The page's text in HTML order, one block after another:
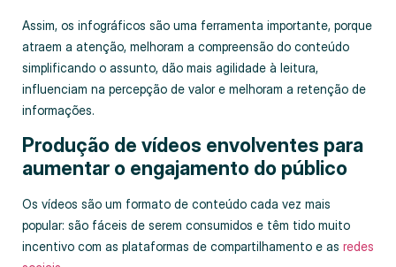
Assim, os infográficos são uma ferramenta importante, porque
atraem a atenção, melhoram a compreensão do conteúdo
simplificando o assunto, dão mais agilidade à leitura,
influenciam na percepção de valor e melhoram a retenção de
informações.
Produção de vídeos envolventes para
aumentar o engajamento do público
Os vídeos são um formato de conteúdo cada vez mais
popular: são fáceis de serem consumidos e têm tido muito
incentivo com as plataformas de compartilhamento e as redes